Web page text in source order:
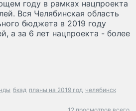
году в рамках нацпроекта
Вся Челябинская область
бюджета в 2019 году
а за 6 лет нацпроекта - более
бкад планы на 2019 год челябинск